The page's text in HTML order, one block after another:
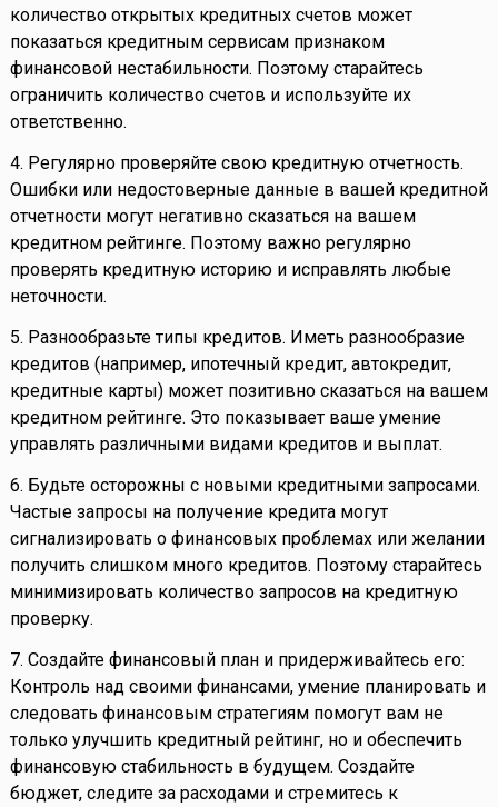
количество открытых кредитных счетов может
показаться кредитным сервисам признаком
финансовой нестабильности. Поэтому старайтесь
ограничить количество счетов и используйте их
ответственно.
4. Регулярно проверяйте свою кредитную отчетность.
Ошибки или недостоверные данные в вашей кредитной
отчетности могут негативно сказаться на вашем
кредитном рейтинге. Поэтому важно регулярно
проверять кредитную историю и исправлять любые
неточности.
5. Разнообразьте типы кредитов. Иметь разнообразие
кредитов (например, ипотечный кредит, автокредит,
кредитные карты) может позитивно сказаться на вашем
кредитном рейтинге. Это показывает ваше умение
управлять различными видами кредитов и выплат.
6. Будьте осторожны с новыми кредитными запросами.
Частые запросы на получение кредита могут
сигнализировать о финансовых проблемах или желании
получить слишком много кредитов. Поэтому старайтесь
минимизировать количество запросов на кредитную
проверку.
7. Создайте финансовый план и придерживайтесь его:
Контроль над своими финансами, умение планировать и
следовать финансовым стратегиям помогут вам не
только улучшить кредитный рейтинг, но и обеспечить
финансовую стабильность в будущем. Создайте
бюджет, следите за расходами и стремитесь к